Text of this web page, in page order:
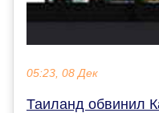
05:23, 08 Дек
Таиланд обвинил